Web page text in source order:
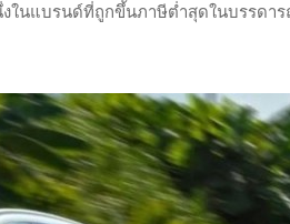
งในแบรนด์ที่ถูกขึ้นภาษีต่ำสุดในบรรดา